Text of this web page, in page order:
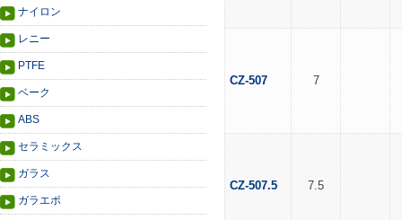
ナイロン
レニー
PTFE
ベーク
ABS
セラミックス
ガラス
ガラエポ
CZ-507 7
CZ-507.5 7.5